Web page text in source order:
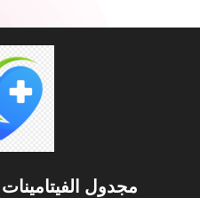
مجدول